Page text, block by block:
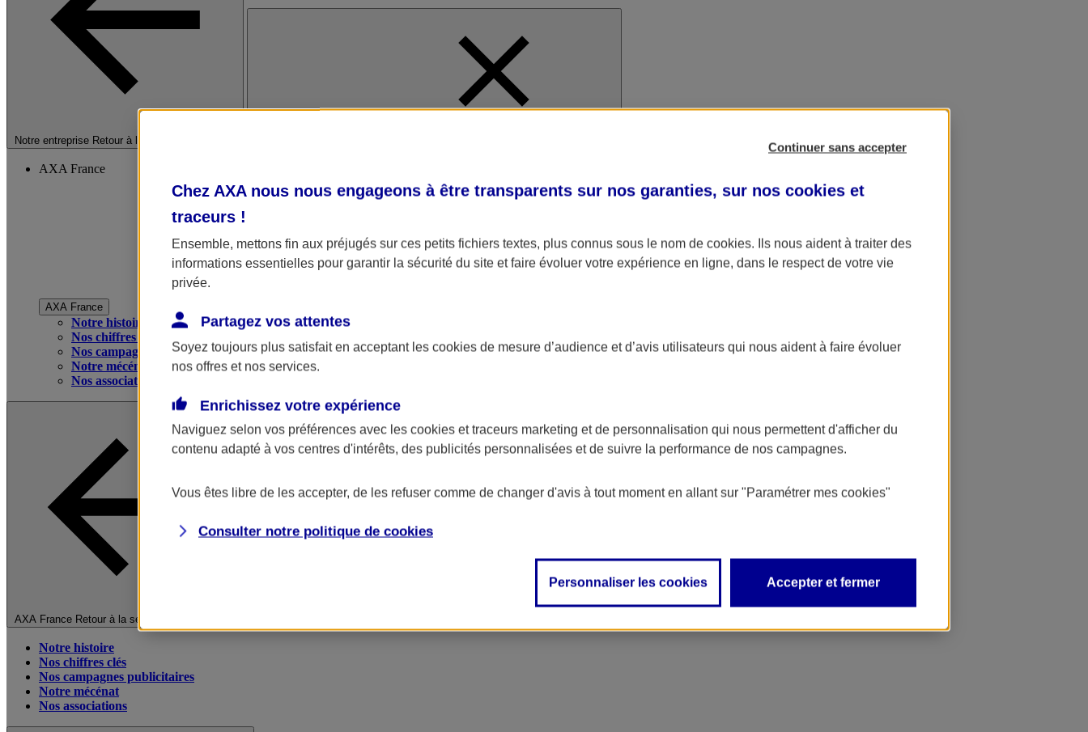
Notre entreprise Retour à la section précédente
AXA France
AXA France
Notre histoire
Nos chiffres clés
Nos campagnes publicitaires
Notre mécénat
Nos associations
AXA France Retour à la section précédente
Notre histoire
Nos chiffres clés
Nos campagnes publicitaires
Notre mécénat
Nos associations
Continuer sans accepter
Chez AXA nous nous engageons à être transparents sur nos garanties, sur nos cookies et
traceurs !
Ensemble, mettons fin aux préjugés sur ces petits fichiers textes, plus connus sous le nom de cookies. Ils nous aident à traiter des
informations essentielles pour garantir la sécurité du site et faire évoluer votre expérience en ligne, dans le respect de votre vie
privée.
Partagez vos attentes
Soyez toujours plus satisfait en acceptant les cookies de mesure d’audience et d’avis utilisateurs qui nous aident à faire évoluer
nos offres et nos services.
Enrichissez votre expérience
Naviguez selon vos préférences avec les cookies et traceurs marketing et de personnalisation qui nous permettent d'afficher du
contenu adapté à vos centres d'intérêts, des publicités personnalisées et de suivre la performance de nos campagnes.
Vous êtes libre de les accepter, de les refuser comme de changer d'avis à tout moment en allant sur "Paramétrer mes cookies"
Consulter notre politique de cookies
Personnaliser les cookies Accepter et fermer